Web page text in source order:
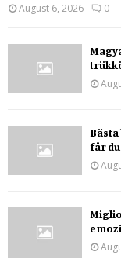
August 6, 2026
0
Bästa
får